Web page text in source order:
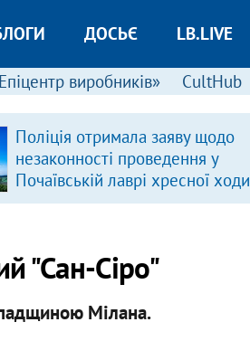
ДОСЬЄ LB.LIVE
виробників» CultHub
Поліція отримала заяву щодо
незаконності проведення у
Почаївській лаврі хресної ходи
"Сан-Сіро"
Мілана.